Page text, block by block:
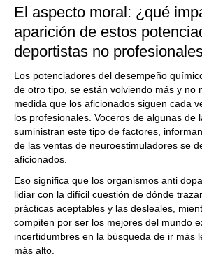
El aspecto moral: ¿qué
aparición de estos
deportistas no
Los potenciadores del desempeño
de otro tipo, se están volviendo más y no
medida que los aficionados siguen cada
los profesionales. Voceros de algunas de
suministran este tipo de factores,
de las ventas de neuroestimuladores se
aficionados.
Eso significa que los organismos anti
lidiar con la difícil cuestión de dónde
prácticas aceptables y las desleales,
compiten por ser los mejores del mundo
incertidumbres en la búsqueda de ir más
más alto.